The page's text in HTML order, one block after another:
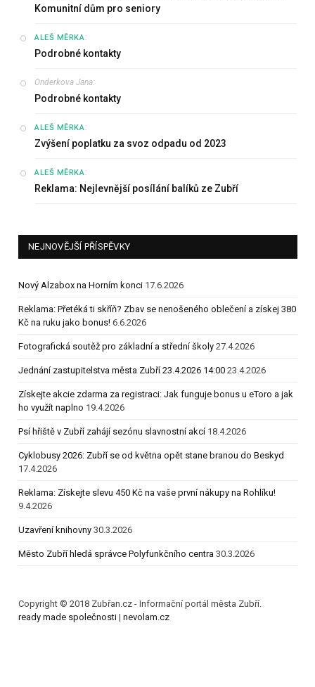
Komunitní dům pro seniory
ALEŠ MĚRKA:
Podrobné kontakty
Onderkova Jana:
Podrobné kontakty
ALEŠ MĚRKA:
Zvýšení poplatku za svoz odpadu od 2023
ALEŠ MĚRKA:
Reklama: Nejlevnější posílání balíků ze Zubří
NEJNOVĚJŠÍ PŘÍSPĚVKY
Nový Alzabox na Horním konci 17.6.2026
Reklama: Přetéká ti skříň? Zbav se nenošeného oblečení a získej 380
Kč na ruku jako bonus! 6.6.2026
Fotografická soutěž pro základní a střední školy 27.4.2026
Jednání zastupitelstva města Zubří 23.4.2026 14:00 23.4.2026
Získejte akcie zdarma za registraci: Jak funguje bonus u eToro a jak
ho využít naplno 19.4.2026
Psí hřiště v Zubří zahájí sezónu slavnostní akcí 18.4.2026
Cyklobusy 2026: Zubří se od května opět stane branou do Beskyd
17.4.2026
Reklama: Získejte slevu 450 Kč na vaše první nákupy na Rohlíku!
9.4.2026
Uzavření knihovny 30.3.2026
Město Zubří hledá správce Polyfunkčního centra 30.3.2026
Copyright © 2018 Zubřan.cz - Informační portál města Zubří.
ready made společnosti | nevolam.cz